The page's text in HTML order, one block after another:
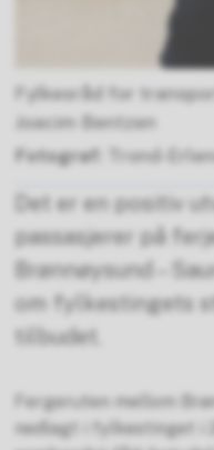
Fylkesråd for
Joacim Bentzen
Trond-
Det er en positiv
passasjerer på
Brønnøysund –
om fylkestingets
tilbudet.
Fergeruten mellom
nedlagt i fylkestinget i